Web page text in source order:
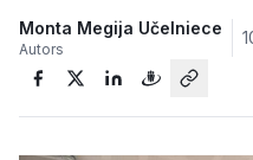
Dzīvesstils
Monta Megija Učelniece
Autors